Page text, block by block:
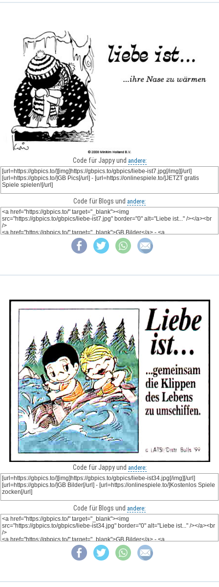
Code für Jappy und andere:
Code für Blogs und andere:
Code für Jappy und andere:
Code für Blogs und andere: